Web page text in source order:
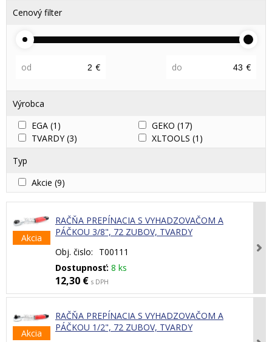
Cenový filter
od € do €
Výrobca
EGA (1) GEKO (17)
TVARDY(3) XLTOOLS (1)
Typ
Akcie (9)
Akcia
RAČŇA PREPÍNACIA S VYHADZOVAČOM A
PÁČKOU 3/8", 72 ZUBOV, TVARDY
Obj. čislo:
T00111
Dostupnosť: 8 ks
12,30 € s DPH
Akcia
RAČŇA PREPÍNACIA S VYHADZOVAČOM A
PÁČKOU 1/2", 72 ZUBOV, TVARDY